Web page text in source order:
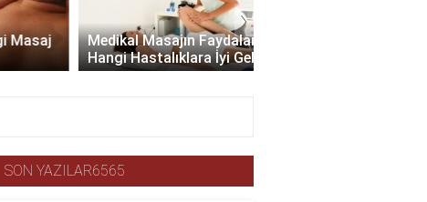
Medikal Masajın Faydaları:
Hangi Hastalıklara İyi Gelir?
›
SON YAZILAR6565